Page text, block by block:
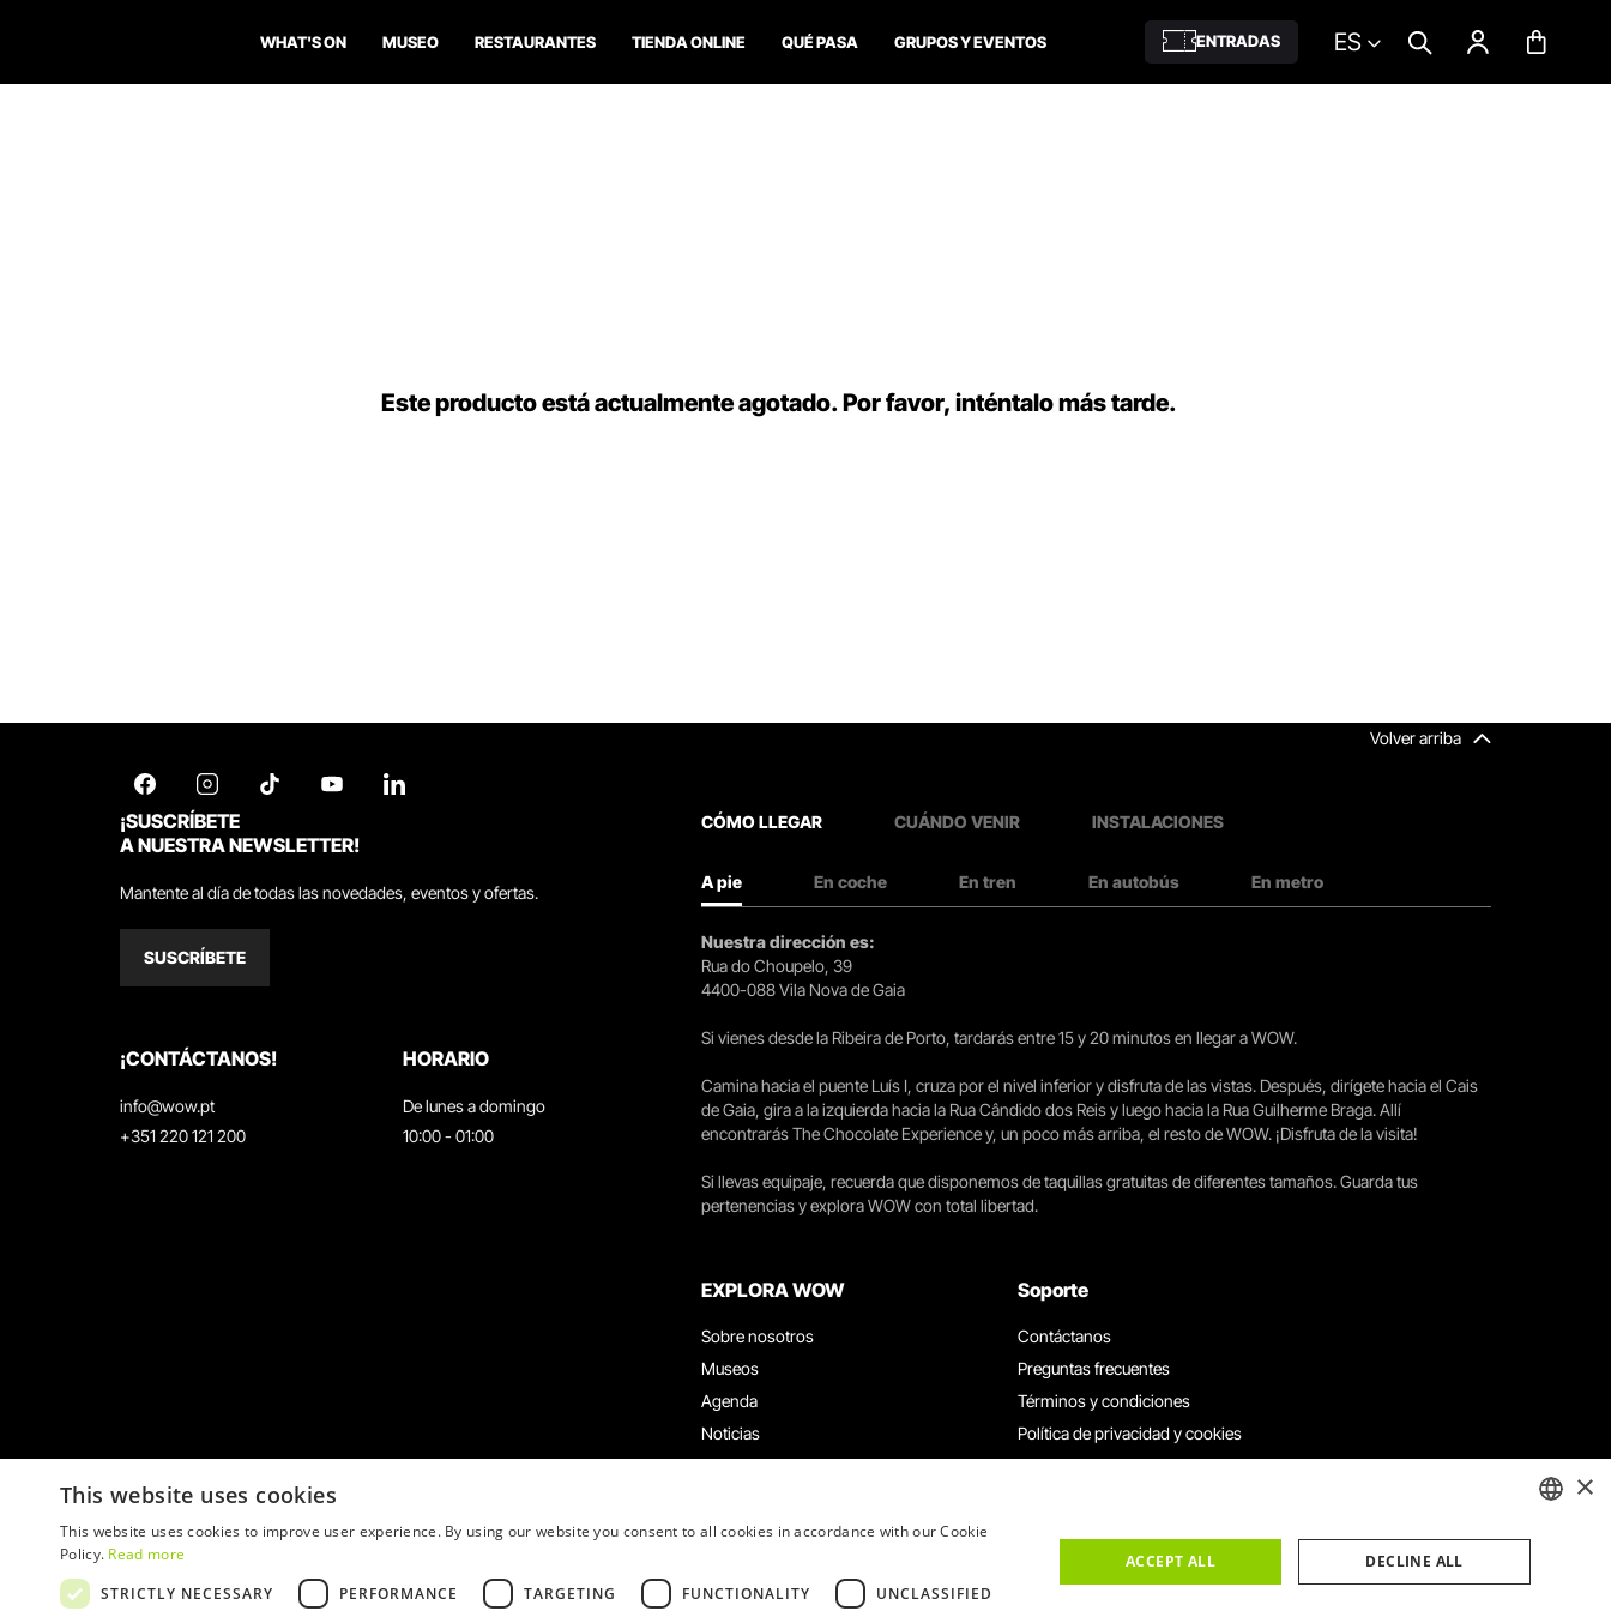
WHAT'S ON MUSEO RESTAURANTES TIENDA ONLINE QUÉ PASA GRUPOS Y EVENTOS ENTRADAS ES
Este producto está actualmente agotado. Por favor, inténtalo más tarde.
Volver arriba
¡SUSCRÍBETE
A NUESTRA NEWSLETTER!
Mantente al día de todas las novedades, eventos y ofertas.
SUSCRÍBETE
¡CONTÁCTANOS!
info@wow.pt
+351 220 121 200
HORARIO
De lunes a domingo
10:00 - 01:00
CÓMO LLEGAR CUÁNDO VENIR INSTALACIONES
A pie En coche En tren En autobús En metro
Nuestra dirección es:
Rua do Choupelo, 39
4400-088 Vila Nova de Gaia
Si vienes desde la Ribeira de Porto, tardarás entre 15 y 20 minutos en llegar a WOW.
Camina hacia el puente Luís I, cruza por el nivel inferior y disfruta de las vistas. Después, dirígete hacia el Cais
de Gaia, gira a la izquierda hacia la Rua Cândido dos Reis y luego hacia la Rua Guilherme Braga. Allí
encontrarás The Chocolate Experience y, un poco más arriba, el resto de WOW. ¡Disfruta de la visita!
Si llevas equipaje, recuerda que disponemos de taquillas gratuitas de diferentes tamaños. Guarda tus
pertenencias y explora WOW con total libertad.
EXPLORA WOW
Sobre nosotros
Museos
Agenda
Noticias
Restaurantes
Grupos y eventos
Soporte
Contáctanos
Preguntas frecuentes
Términos y condiciones
Política de privacidad y cookies
Trabaja con nosotros
×
This website uses cookies
This website uses cookies to improve user experience. By using our website you consent to all cookies in accordance with our Cookie
Policy. Read more
STRICTLY NECESSARY
PERFORMANCE TARGETING FUNCTIONALITY UNCLASSIFIED
ACCEPT ALL DECLINE ALL